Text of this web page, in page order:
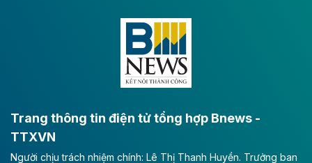
Đông A dài khoảng 25,1 km được kỳ vọng sẽ tạo động
lực phát triển kinh tế - xã hội khu vực phía Nam đồng
Long Thành
Tổng công ty Cảng hàng không Việt Nam - CTCP
(ACV) vừa lập kỷ lục mới về lợi nhuận trong quý
Trang thông tin điện tử tổng hợp Bnews -
TTXVN
Người chịu trách nhiệm chính: Lê Thị Thanh Huyền. Trưởng ban